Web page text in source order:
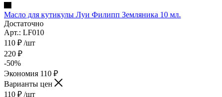
Масло для кутикулы Луи Филипп Земляника 10 мл.
Достаточно
Арт.: LF010
110 ₽ /шт
220 ₽
-50%
Экономия 110 ₽
Варианты цен
110 ₽ /шт